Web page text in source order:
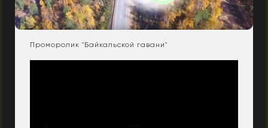
Проморолик "Байкальской гавани"